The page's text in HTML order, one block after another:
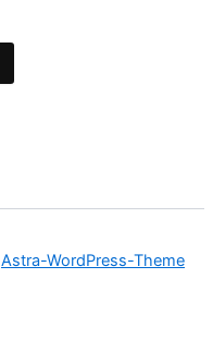
Astra-WordPress-Theme